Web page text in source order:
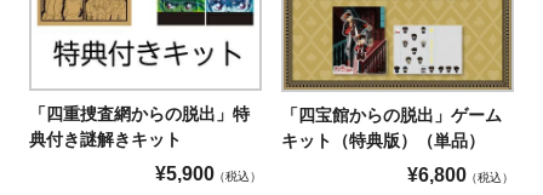
「四重捜査網からの脱出」特
典付き謎解きキット
¥5,900 税込
「四宝館からの脱出」ゲーム
キット（特典版）（単品）
¥6,800 税込